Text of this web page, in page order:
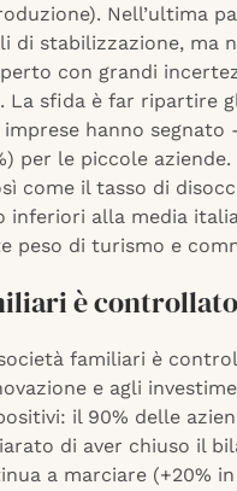
Nell’ultima
di stabilizzazione, ma
con grandi
La sfida è far ripartire
hanno segnato
per le piccole
come il tasso di
inferiori alla media
peso di turismo e
è
familiari è
e agli
il 90% delle
di aver chiuso il
a marciare (+20%